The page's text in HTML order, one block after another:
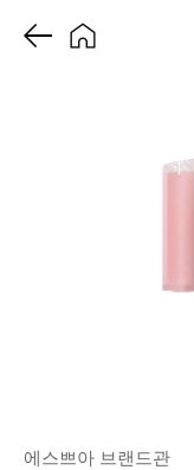
에스쁘아 브랜드관